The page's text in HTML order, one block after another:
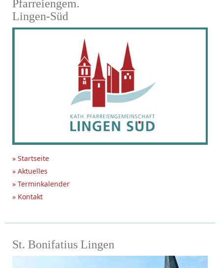
Pfarreiengem.
Lingen-Süd
» Startseite
» Aktuelles
» Terminkalender
» Kontakt
St. Bonifatius Lingen